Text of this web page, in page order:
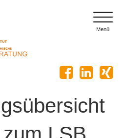
toggle
menu
Menü